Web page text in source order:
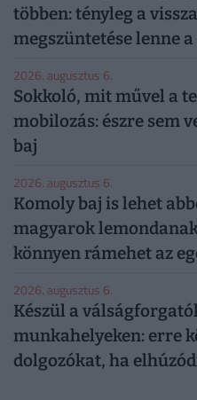
többen: tényleg a
megszüntetése lenne
2026. augusztus 6.
Sokkoló, mit művel a
mobilozás: észre sem
baj
2026. augusztus 6.
Komoly baj is lehet
magyarok
könnyen rámehet az
2026. augusztus 6.
Készül a
munkahelyeken: erre
dolgozókat, ha